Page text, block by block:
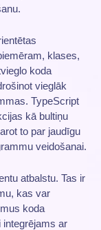
klases,
koda
vieglāk
TypeScript
kā bultiņu
to par jaudīgu
veidošanai.
atbalstu. Tas ir
kas var
koda
integrējams ar